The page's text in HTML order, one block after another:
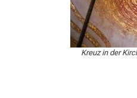
Kreuz in der